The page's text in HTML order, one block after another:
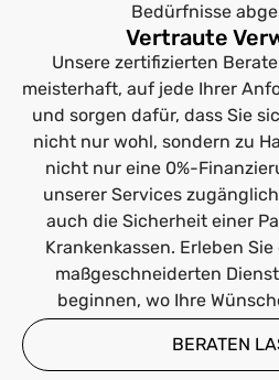
Bedürfnisse
Vertraute
Unsere zertifizierten
meisterhaft, auf jede Ihrer
und sorgen dafür, dass Sie
nicht nur wohl, sondern zu
nicht nur eine 0%-
unserer Services
auch die Sicherheit einer
Krankenkassen. Erleben
maßgeschneiderten
beginnen, wo Ihre
BERATEN